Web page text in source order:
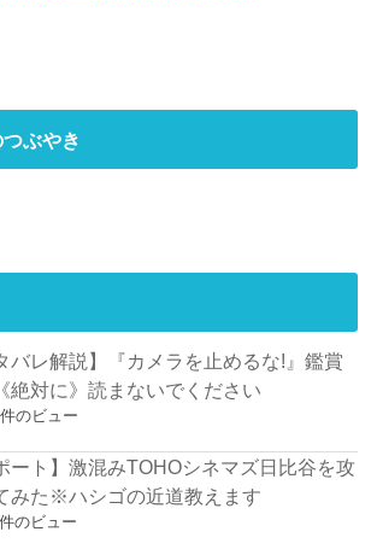
ぶやき
バレ解説】『カメラを止めるな!』鑑賞
絶対に》読まないでください
のビュー
ート】激混みTOHOシネマズ日比谷を攻
みた※ハシゴの近道教えます
のビュー